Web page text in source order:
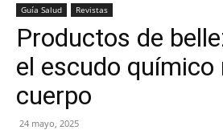
Guía Salud Revistas
Productos de
el escudo químico
cuerpo
24 mayo, 2025